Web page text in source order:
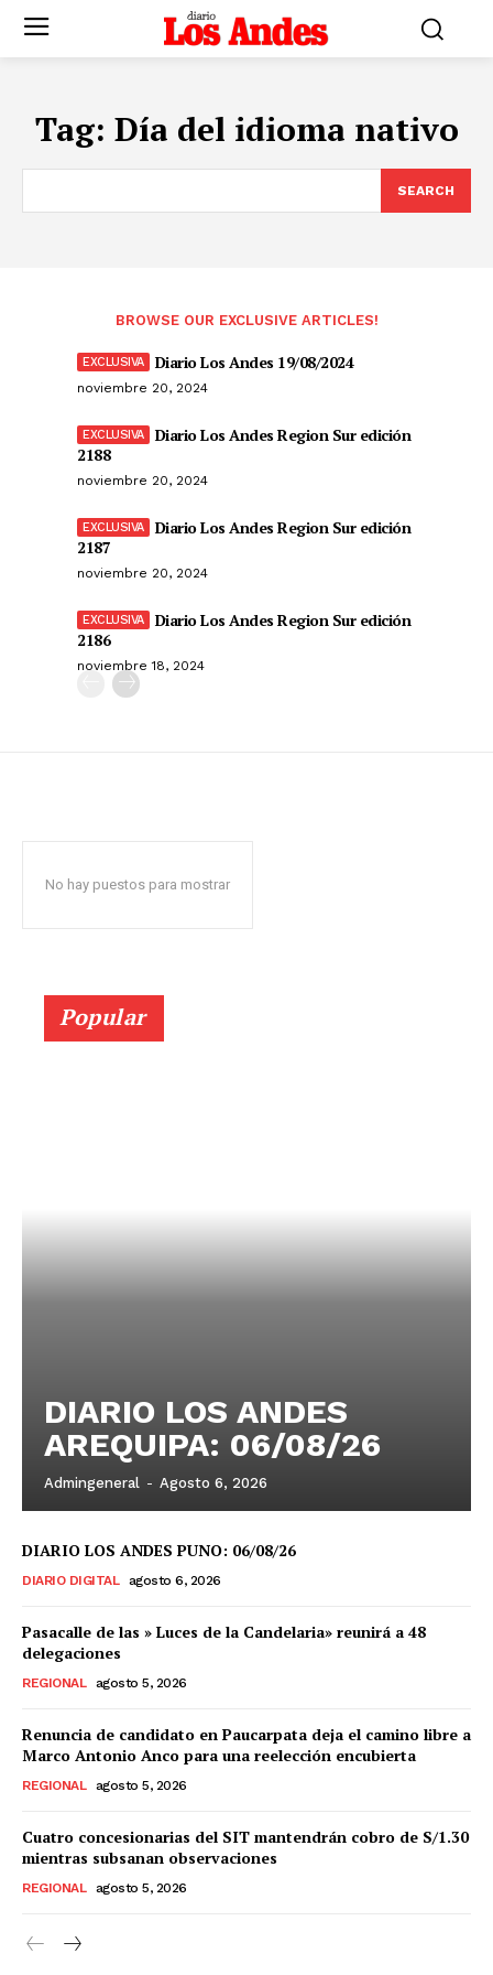
Tag: Día del idioma nativo
SEARCH
BROWSE OUR EXCLUSIVE ARTICLES!
Diario Los Andes 19/08/2024
noviembre 20, 2024
Diario Los Andes Region Sur edición
2188
noviembre 20, 2024
Diario Los Andes Region Sur edición
2187
noviembre 20, 2024
Diario Los Andes Region Sur edición
2186
noviembre 18, 2024
No hay puestos para mostrar
Popular
DIARIO LOS ANDES
AREQUIPA: 06/08/26
Admingeneral - Agosto 6, 2026
DIARIO LOS ANDES PUNO: 06/08/26
DIARIO DIGITAL agosto 6, 2026
Pasacalle de las » Luces de la Candelaria» reunirá a 48
delegaciones
REGIONAL agosto 5, 2026
Renuncia de candidato en Paucarpata deja el camino libre a
Marco Antonio Anco para una reelección encubierta
REGIONAL agosto 5, 2026
Cuatro concesionarias del SIT mantendrán cobro de S/1.30
mientras subsanan observaciones
REGIONAL agosto 5, 2026